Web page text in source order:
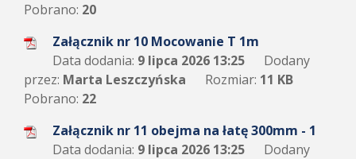
Pobrano: 20
Załącznik nr 10 Mocowanie T 1m
Data dodania: 9 lipca 2026 13:25
Dodany
przez: Marta Leszczyńska Rozmiar: 11 KB
Pobrano: 22
Załącznik nr 11 obejma na łatę 300mm - 1
Data dodania: 9 lipca 2026 13:25
Dodany